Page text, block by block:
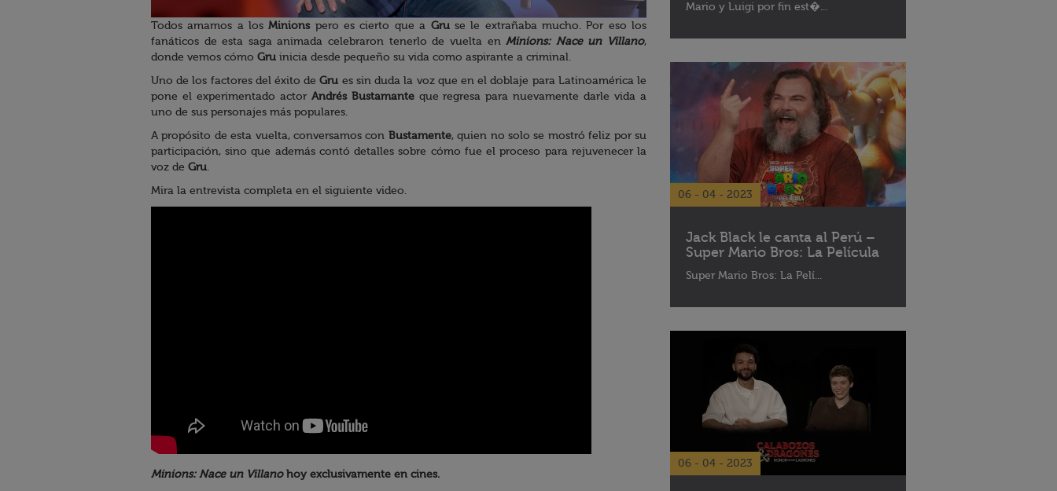
Todos amamos a losMinionspero es cierto que a Gruse le extrañaba mucho. Por eso los
fanáticos de esta saga animada celebraron tenerlo de vuelta enMinions: Nace un Villano,
donde vemos cómo Gru inicia desde pequeño su vida como aspirante a criminal.
Uno de los factores del éxito deGru es sin duda la voz que en el doblaje para Latinoamérica le
pone el experimentado actor Andrés Bustamanteque regresa para nuevamente darle vida a
uno de sus personajes más populares.
A propósito de esta vuelta, conversamos con Bustamente, quien no solo se mostró feliz por su
participación, sino que además contó detalles sobre cómo fue el proceso para rejuvenecer la
voz de Gru.
Mira la entrevista completa en el siguiente video.
Minions: Nace un Villano hoy exclusivamente en cines.
Mario y Luigi por fin est�...
06 - 04 - 2023
Jack Black le canta al Perú –
Super Mario Bros: La Película
Super Mario Bros: La Pelí...
06 - 04 - 2023